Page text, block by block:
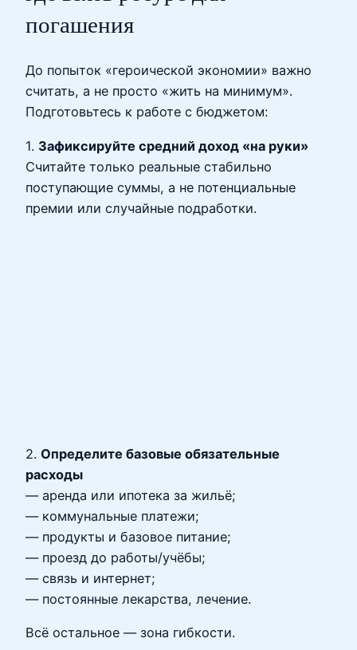
погашения
До попыток «героической экономии» важно
считать, а не просто «жить на минимум».
Подготовьтесь к работе с бюджетом:
1. Зафиксируйте средний доход «на руки»
Считайте только реальные стабильно
поступающие суммы, а не потенциальные
премии или случайные подработки.
2. Определите базовые обязательные
расходы
— аренда или ипотека за жильё;
— коммунальные платежи;
— продукты и базовое питание;
— проезд до работы/учёбы;
— связь и интернет;
— постоянные лекарства, лечение.
Всё остальное — зона гибкости.